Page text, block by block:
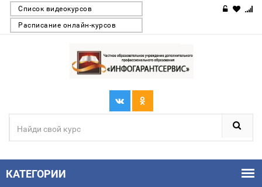
Список видеокурсов
Расписание онлайн-курсов
КАТЕГОРИИ